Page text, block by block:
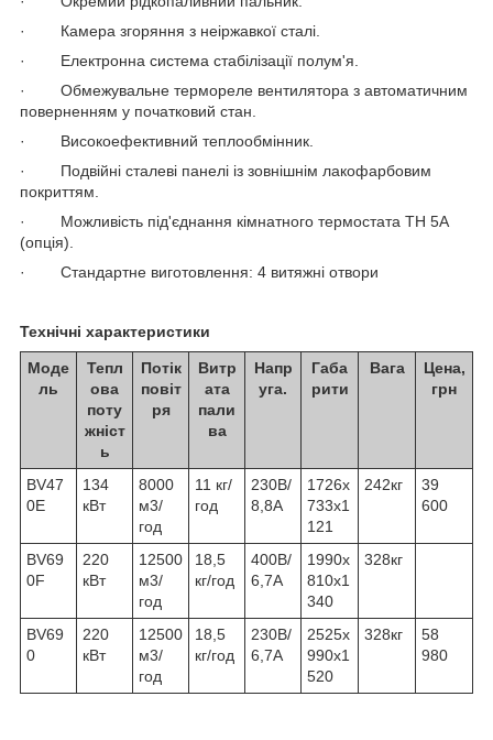
· Камера згоряння з неіржавкої сталі.
· Електронна система стабілізації полум'я.
· Обмежувальне термореле вентилятора з автоматичним
поверненням у початковий стан.
· Високоефективний теплообмінник.
· Подвійні сталеві панелі із зовнішнім лакофарбовим
покриттям.
· Можливість під'єднання кімнатного термостата TH 5А
(опція).
· Стандартне виготовлення: 4 витяжні отвори
Технічні характеристики
Моде
ль
Тепл
ова
поту
жніст
ь
Потік
повіт
ря
Витр
ата
пали
ва
Напр
уга.
Габа
рити
Вага
Цена,
грн
ВV47
0E
134
кВт
8000
м3/
год
11 кг/
год
230В/
8,8A
1726х
733x1
121
242кг
39
600
ВV69
0F
220
кВт
12500
м3/
год
18,5
кг/год
400В/
6,7A
1990х
810x1
340
328кг
ВV69
0
220
кВт
12500
м3/
год
18,5
кг/год
230В/
6,7A
2525х
990x1
520
328кг
58
980